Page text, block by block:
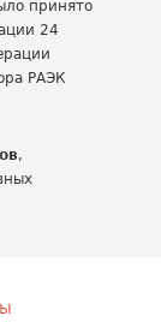
принято
24
РАЭК
,